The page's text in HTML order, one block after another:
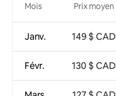
Mois
Janv.
Févr.
Prix moyen
149 $ CAD
130 $ CAD